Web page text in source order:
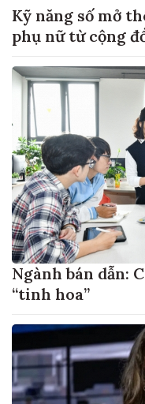
Kỹ năng số mở
phụ nữ từ cộng
Ngành bán dẫn:
“tinh hoa”